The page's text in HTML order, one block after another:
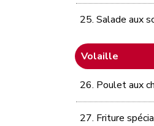
25. Salade aux
Volaille
26. Poulet aux
27. Friture